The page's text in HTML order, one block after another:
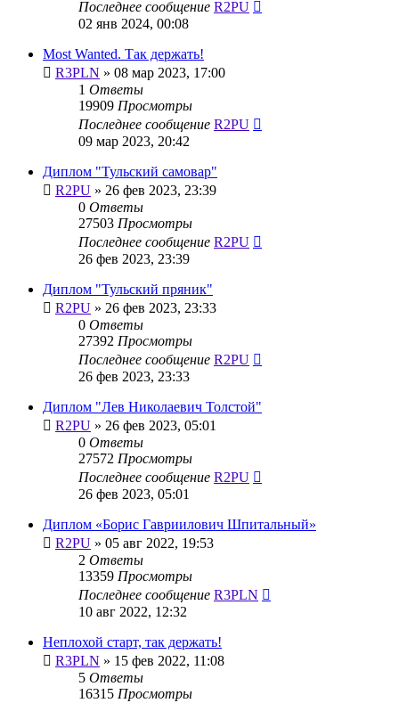
Последнее сообщение R2PU
02 янв 2024, 00:08
Most Wanted. Так держать!
R3PLN » 08 мар 2023, 17:00
1 Ответы
19909 Просмотры
Последнее сообщение R2PU
09 мар 2023, 20:42
Диплом "Тульский самовар"
R2PU » 26 фев 2023, 23:39
0 Ответы
27503 Просмотры
Последнее сообщение R2PU
26 фев 2023, 23:39
Диплом "Тульский пряник"
R2PU » 26 фев 2023, 23:33
0 Ответы
27392 Просмотры
Последнее сообщение R2PU
26 фев 2023, 23:33
Диплом "Лев Николаевич Толстой"
R2PU » 26 фев 2023, 05:01
0 Ответы
27572 Просмотры
Последнее сообщение R2PU
26 фев 2023, 05:01
Диплом «Борис Гавриилович Шпитальный»
R2PU » 05 авг 2022, 19:53
2 Ответы
13359 Просмотры
Последнее сообщение R3PLN
10 авг 2022, 12:32
Неплохой старт, так держать!
R3PLN » 15 фев 2022, 11:08
5 Ответы
16315 Просмотры